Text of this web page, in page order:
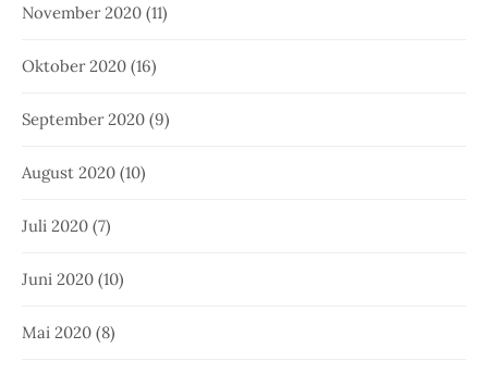
November 2020 (11)
Oktober 2020 (16)
September 2020 (9)
August 2020 (10)
Juli 2020 (7)
Juni 2020 (10)
Mai 2020 (8)